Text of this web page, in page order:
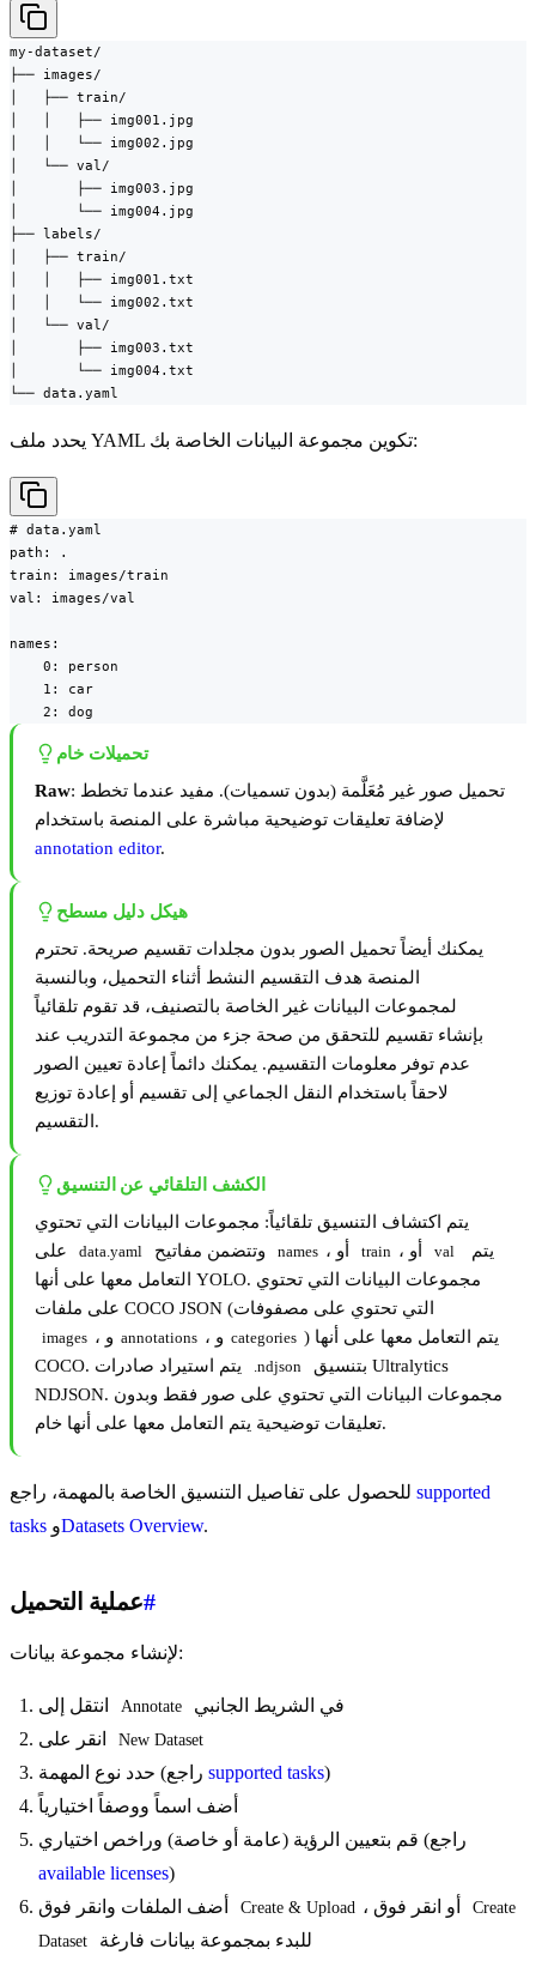
my-dataset/
├── images/
│   ├── train/
│   │   ├── img001.jpg
│   │   └── img002.jpg
│   └── val/
│       ├── img003.jpg
│       └── img004.jpg
├── labels/
│   ├── train/
│   │   ├── img001.txt
│   │   └── img002.txt
│   └── val/
│       ├── img003.txt
│       └── img004.txt
└── data.yaml
يحدد ملف YAML تكوين مجموعة البيانات الخاصة بك:
# data.yaml
path: .
train: images/train
val: images/val
names:
    0: person
    1: car
    2: dog
تحميلات خام
Raw: تحميل صور غير مُعَلَّمة (بدون تسميات). مفيد عندما تخطط
لإضافة تعليقات توضيحية مباشرة على المنصة باستخدام
annotation editor.
هيكل دليل مسطح
يمكنك أيضاً تحميل الصور بدون مجلدات تقسيم صريحة. تحترم
المنصة هدف التقسيم النشط أثناء التحميل، وبالنسبة
لمجموعات البيانات غير الخاصة بالتصنيف، قد تقوم تلقائياً
بإنشاء تقسيم للتحقق من صحة جزء من مجموعة التدريب عند
عدم توفر معلومات التقسيم. يمكنك دائماً إعادة تعيين الصور
لاحقاً باستخدام النقل الجماعي إلى تقسيم أو إعادة توزيع
التقسيم.
الكشف التلقائي عن التنسيق
يتم اكتشاف التنسيق تلقائياً: مجموعات البيانات التي تحتوي
data.yaml names train val
التعامل معها على أنها YOLO. مجموعات البيانات التي تحتوي
على ملفات COCO JSON (التي تحتوي على مصفوفات
images ، و annotations ، و categories ) يتم التعامل معها على أنها
.ndjson
NDJSON. مجموعات البيانات التي تحتوي على صور فقط وبدون
تعليقات توضيحية يتم التعامل معها على أنها خام.
supported
tasks وDatasets Overview.
عملية التحميل#
لإنشاء مجموعة بيانات:
Annotate
في الشريط الجانبي
New Dataset
supported tasks)
أضف اسماً ووصفاً اختيارياً
قم بتعيين الرؤية (عامة أو خاصة) وراخص اختياري (راجع
available licenses)
Create & Upload
Create
Dataset
للبدء بمجموعة بيانات فارغة